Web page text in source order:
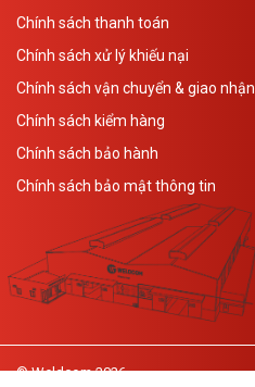
Chính sách thanh toán
Chính sách xử lý khiếu nại
Chính sách vận chuyển & giao nhận
Chính sách kiểm hàng
Chính sách bảo hành
Chính sách bảo mật thông tin
© Weldcom 2026